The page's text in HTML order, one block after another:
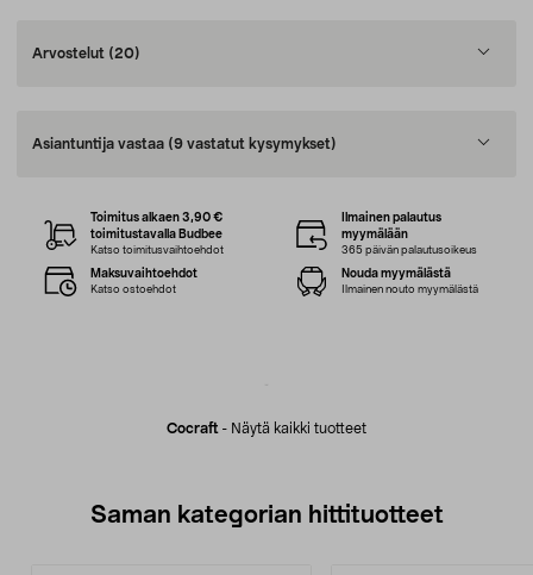
Arvostelut (20)
Asiantuntija vastaa (9 vastatut kysymykset)
Cocraft - Näytä kaikki tuotteet
Toimitus alkaen 3,90 €
toimitustavalla Budbee
Katso toimitusvaihtoehdot
Ilmainen palautus
myymälään
365 päivän palautusoikeus
Maksuvaihtoehdot
Katso ostoehdot
Nouda myymälästä
Ilmainen nouto myymälästä
Saman kategorian hittituotteet